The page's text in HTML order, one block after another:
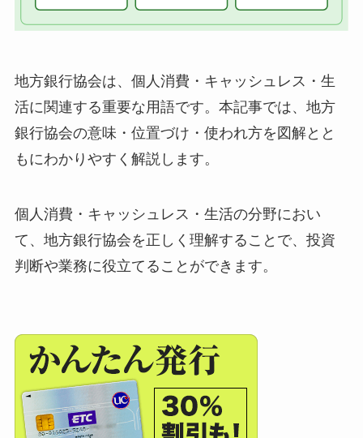
地方銀行協会は、個人消費・キャッシュレス・生
活に関連する重要な用語です。本記事では、地方
銀行協会の意味・位置づけ・使われ方を図解とと
もにわかりやすく解説します。
個人消費・キャッシュレス・生活の分野におい
て、地方銀行協会を正しく理解することで、投資
判断や業務に役立てることができます。